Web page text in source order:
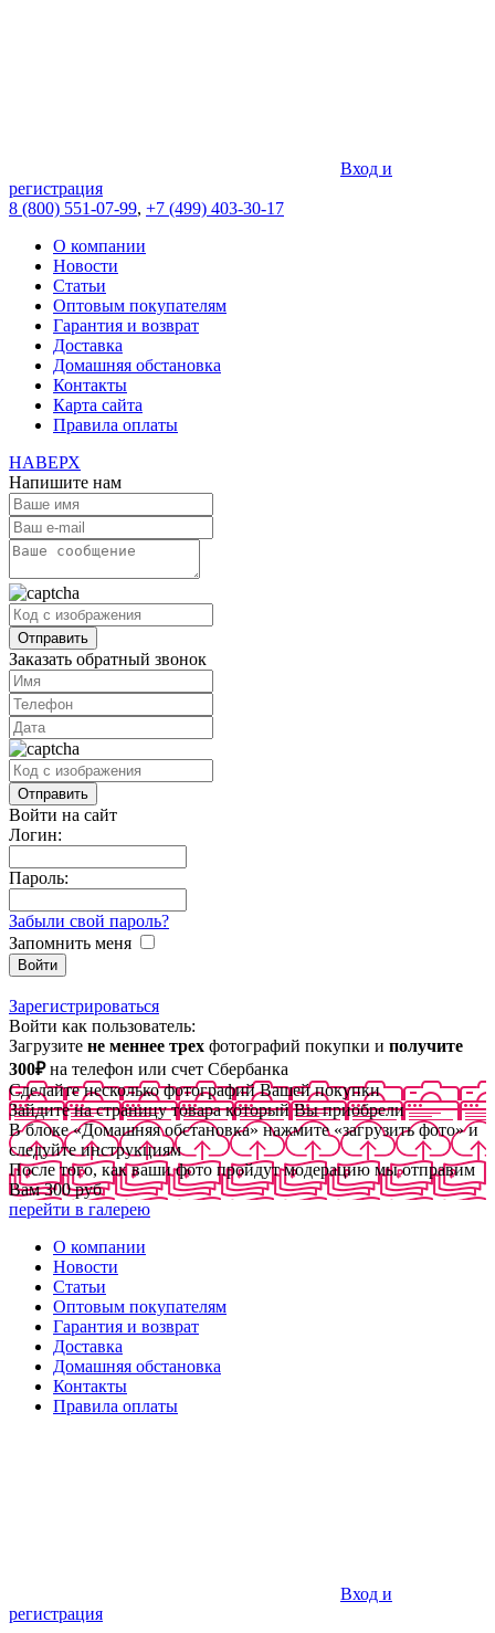
Вход и
регистрация
8 (800) 551-07-99, +7 (499) 403-30-17
О компании
Новости
Статьи
Оптовым покупателям
Гарантия и возврат
Доставка
Домашняя обстановка
Контакты
Карта сайта
Правила оплаты
НАВЕРХ
Напишите нам
Заказать обратный звонок
Войти на сайт
Логин:
Пароль:
Забыли свой пароль?
Запомнить меня
Зарегистрироваться
Войти как пользователь:
Загрузите не меннее трех фотографий покупки и получите
300₽на телефон или счет Сбербанка
Сделайте несколько фотографий Вашей покупки
Зайдите на страницу товара который Вы приобрели
В блоке «Домашняя обстановка» нажмите «загрузить фото» и
следуйте инструкциям
После того, как ваши фото пройдут модерацию мы отправим
Вам 300 руб
перейти в галерею
О компании
Новости
Статьи
Оптовым покупателям
Гарантия и возврат
Доставка
Домашняя обстановка
Контакты
Правила оплаты
Вход и
регистрация